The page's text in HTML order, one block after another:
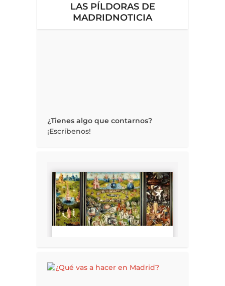
LAS PÍLDORAS DE
MADRIDNOTICIA
¿Tienes algo que contarnos?
¡Escríbenos!